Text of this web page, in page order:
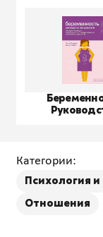
Категории:
Психология
Отношения